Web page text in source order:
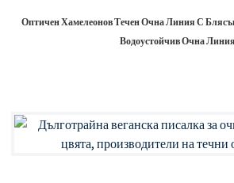
Оптичен Хамелеонов Течен Очна Линия С
Водоустойчив Очна Линия